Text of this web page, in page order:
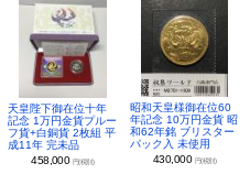
天皇陛下御在位十年
記念 1万円金貨プルー
フ貨+白銅貨 2枚組 平
成11年 完未品
458,000 円(税別)
昭和天皇様御在位60
年記念 10万円金貨 昭
和62年銘 ブリスター
パック入 未使用
430,000 円(税別)